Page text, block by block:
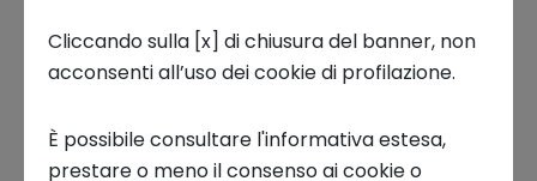
Business Transformation
Ecosystem enabling
26 SETTEMBRE 2023
Cliccando sulla [x] di chiusura del banner, non
acconsenti all’uso dei cookie di profilazione.
È possibile consultare l'informativa estesa,
prestare o meno il consenso ai cookie o